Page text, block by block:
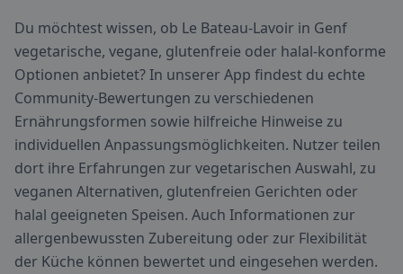
Du möchtest wissen, ob Le Bateau-Lavoir in Genf
vegetarische, vegane, glutenfreie oder halal-konforme
Optionen anbietet? In unserer App findest du echte
Community-Bewertungen zu verschiedenen
Ernährungsformen sowie hilfreiche Hinweise zu
individuellen Anpassungsmöglichkeiten. Nutzer teilen
dort ihre Erfahrungen zur vegetarischen Auswahl, zu
veganen Alternativen, glutenfreien Gerichten oder
halal geeigneten Speisen. Auch Informationen zur
allergenbewussten Zubereitung oder zur Flexibilität
der Küche können bewertet und eingesehen werden.